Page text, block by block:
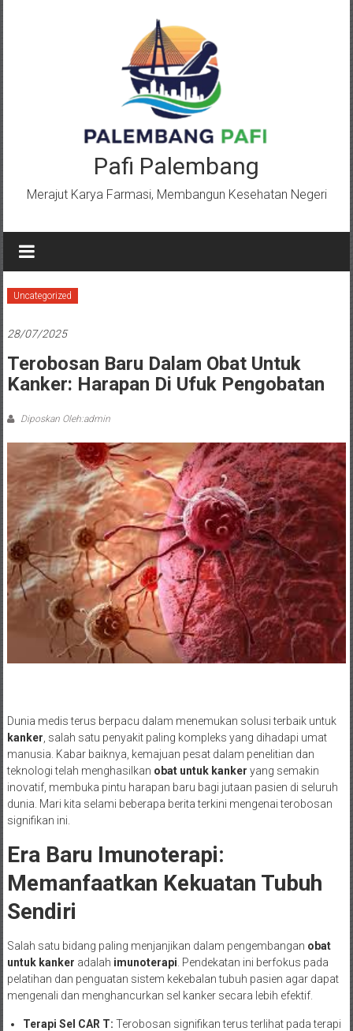
Pafi Palembang
Merajut Karya Farmasi, Membangun Kesehatan Negeri
Uncategorized
28/07/2025
Terobosan Baru Dalam Obat Untuk
Kanker: Harapan Di Ufuk Pengobatan
Diposkan Oleh:admin
Dunia medis terus berpacu dalam menemukan solusi terbaik untuk
kanker , salah satu penyakit paling kompleks yang dihadapi umat
manusia. Kabar baiknya, kemajuan pesat dalam penelitian dan
teknologi telah menghasilkan obat untuk kanker yang semakin
inovatif, membuka pintu harapan baru bagi jutaan pasien di seluruh
dunia. Mari kita selami beberapa berita terkini mengenai terobosan
signifikan ini.
Era Baru Imunoterapi:
Memanfaatkan Kekuatan Tubuh
Sendiri
Salah satu bidang paling menjanjikan dalam pengembangan obat
untuk kanker adalah imunoterapi . Pendekatan ini berfokus pada
pelatihan dan penguatan sistem kekebalan tubuh pasien agar dapat
mengenali dan menghancurkan sel kanker secara lebih efektif.
Terapi Sel CAR T: Terobosan signifikan terus terlihat pada terapi